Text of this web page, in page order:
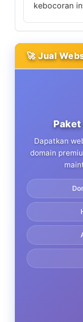
kebocoran
🚀 Jual
Paket
Dapatkan
domain